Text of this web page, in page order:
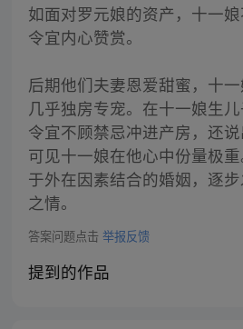
如面对罗元娘的资产，十一
令宜内心赞赏。
后期他们夫妻恩爱甜蜜，十一
几乎独房专宠。在十一娘生
令宜不顾禁忌冲进产房，还说
可见十一娘在他心中份量极
于外在因素结合的婚姻，逐
之情。
答案问题点击 举报反馈
提到的作品